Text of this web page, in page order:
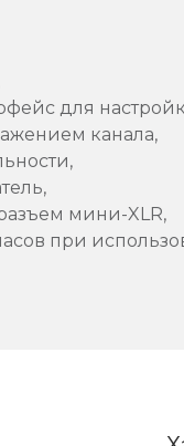
для
канала,
мини-XLR,
при